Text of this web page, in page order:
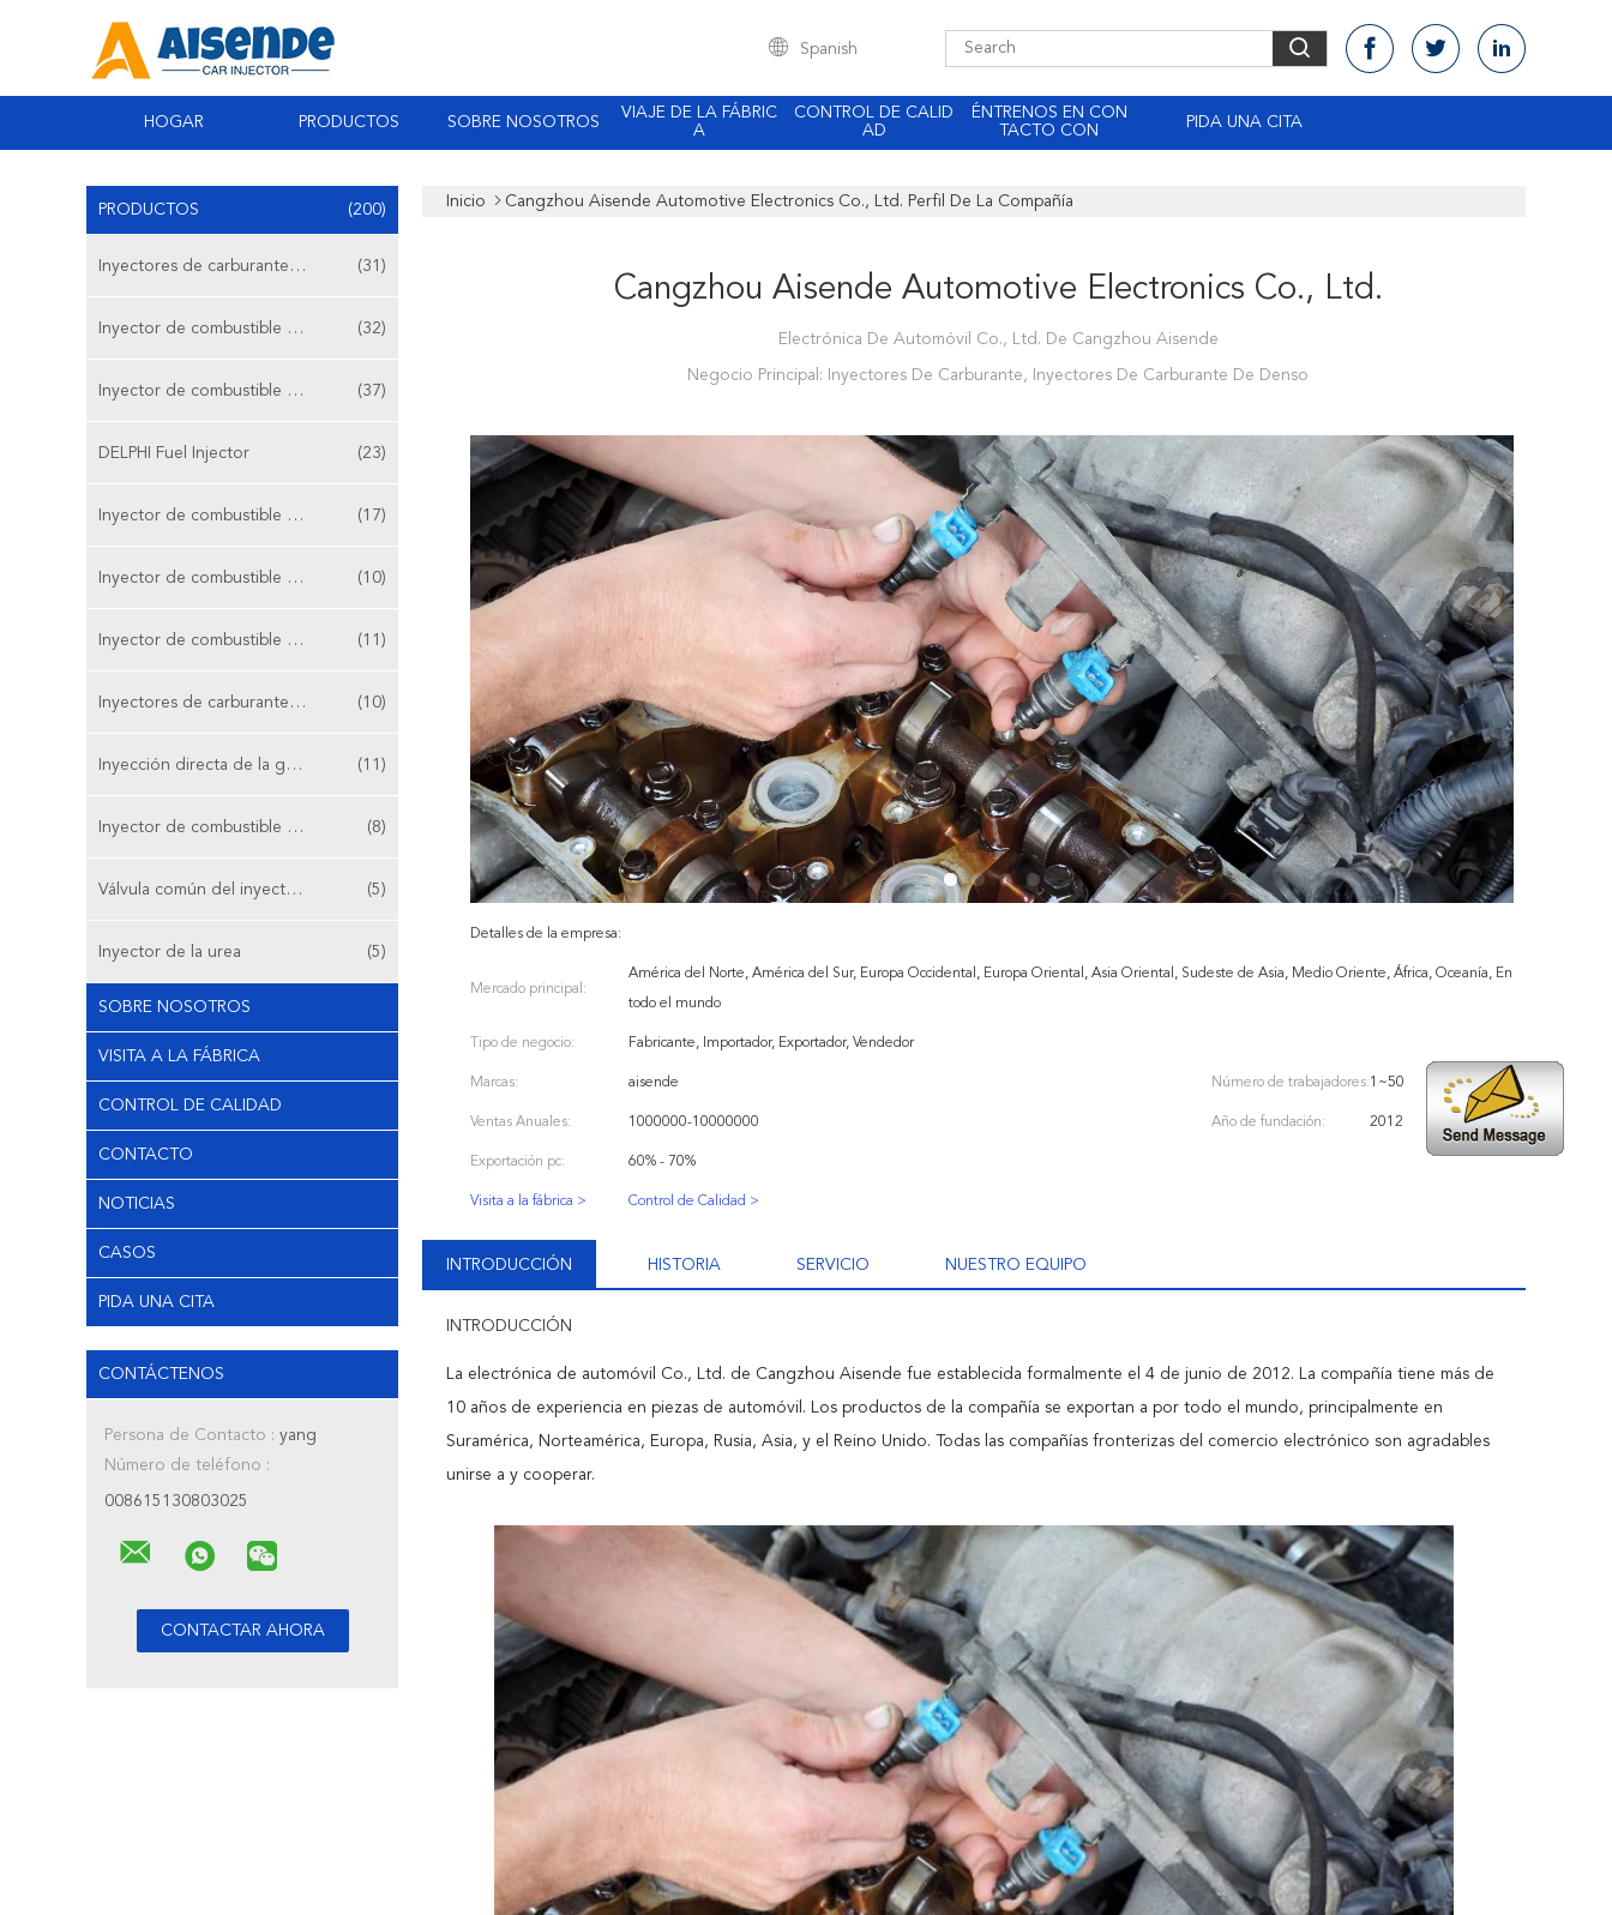
Spanish
HOGAR PRODUCTOS SOBRE NOSOTROS
VIAJE DE LA FÁBRIC
A
CONTROL DE CALID
AD
ÉNTRENOS EN CON
TACTO CON
PIDA UNA CITA
PRODUCTOS (200)
Inyectores de carburante del coche (31)
Inyector de combustible de Bosch (32)
Inyector de combustible de Magneti Marelli (37)
DELPHI Fuel Injector (23)
Inyector de combustible de DENSO (17)
Inyector de combustible de la gasolina (10)
Inyector de combustible de la gasolina (11)
Inyectores de carburante del OEM (10)
Inyección directa de la gasolina (11)
Inyector de combustible de Siemens (8)
Válvula común del inyector del carril (5)
Inyector de la urea (5)
SOBRE NOSOTROS
VISITA A LA FÁBRICA
CONTROL DE CALIDAD
CONTACTO
NOTICIAS
CASOS
PIDA UNA CITA
CONTÁCTENOS
Persona de Contacto : yang
Número de teléfono :
008615130803025
Inicio Cangzhou Aisende Automotive Electronics Co., Ltd. Perfil De La Compañía
Cangzhou Aisende Automotive Electronics Co., Ltd.
Electrónica De Automóvil Co., Ltd. De Cangzhou Aisende
Negocio Principal: Inyectores De Carburante, Inyectores De Carburante De Denso
Detalles de la empresa:
Mercado principal:
América del Norte, América del Sur, Europa Occidental, Europa Oriental, Asia Oriental, Sudeste de Asia, Medio Oriente, África, Oceanía, En
todo el mundo
Tipo de negocio: Fabricante, Importador, Exportador, Vendedor
Marcas: aisende Número de trabajadores:1~50
Ventas Anuales: 1000000-10000000 Año de fundación: 2012
Exportación pc: 60% - 70%
Visita a la fábrica > Control de Calidad >
INTRODUCCIÓN HISTORIA SERVICIO NUESTRO EQUIPO
INTRODUCCIÓN
La electrónica de automóvil Co., Ltd. de Cangzhou Aisende fue establecida formalmente el 4 de junio de 2012. La compañía tiene más de
10 años de experiencia en piezas de automóvil. Los productos de la compañía se exportan a por todo el mundo, principalmente en
Suramérica, Norteamérica, Europa, Rusia, Asia, y el Reino Unido. Todas las compañías fronterizas del comercio electrónico son agradables
unirse a y cooperar.